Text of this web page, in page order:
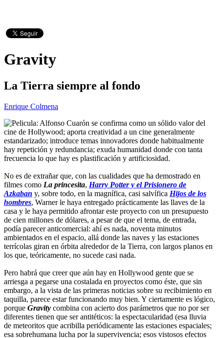
Gravity
La Tierra siempre al fondo
Enrique Colmena
Alfonso Cuarón se confirma como un sólido valor del
cine de Hollywood; aporta creatividad a un cine generalmente
estandarizado; introduce temas innovadores donde habitualmente
hay repetición y redundancia; exuda humanidad donde con tanta
frecuencia lo que hay es plastificación y artificiosidad.
No es de extrañar que, con las cualidades que ha demostrado en
filmes como La princesita, Harry Potter y el Prisionero de
Azkaban y, sobre todo, en la magnífica, casi salvífica Hijos de los
hombres, Warner le haya entregado prácticamente las llaves de la
casa y le haya permitido afrontar este proyecto con un presupuesto
de cien millones de dólares, a pesar de que el tema, de entrada,
podía parecer anticomercial: ahí es nada, noventa minutos
ambientados en el espacio, allá donde las naves y las estaciones
terrícolas giran en órbita alrededor de la Tierra, con largos planos en
los que, teóricamente, no sucede casi nada.
Pero habrá que creer que aún hay en Hollywood gente que se
arriesga a pegarse una costalada en proyectos como éste, que sin
embargo, a la vista de las primeras noticias sobre su recibimiento en
taquilla, parece estar funcionando muy bien. Y ciertamente es lógico,
porque Gravity combina con acierto dos parámetros que no por ser
diferentes tienen que ser antitéticos: la espectacularidad (esa lluvia
de meteoritos que acribilla periódicamente las estaciones espaciales;
esa sobrehumana lucha por la supervivencia; esos vistosos efectos